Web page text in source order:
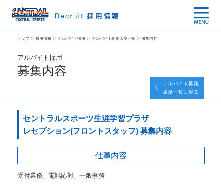
トップ > 採用情報 > アルバイト採用 > アルバイト募集店舗一覧 > 募集内容
アルバイト採用
募集内容
アルバイト募集
店舗一覧に戻る
セントラルスポーツ生涯学習プラザ
レセプション(フロントスタッフ) 募集内容
仕事内容
受付業務、電話応対、一般事務